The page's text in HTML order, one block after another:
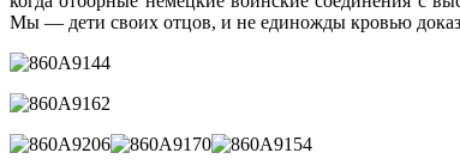
Мы — дети своих отцов, и не единожды кровью